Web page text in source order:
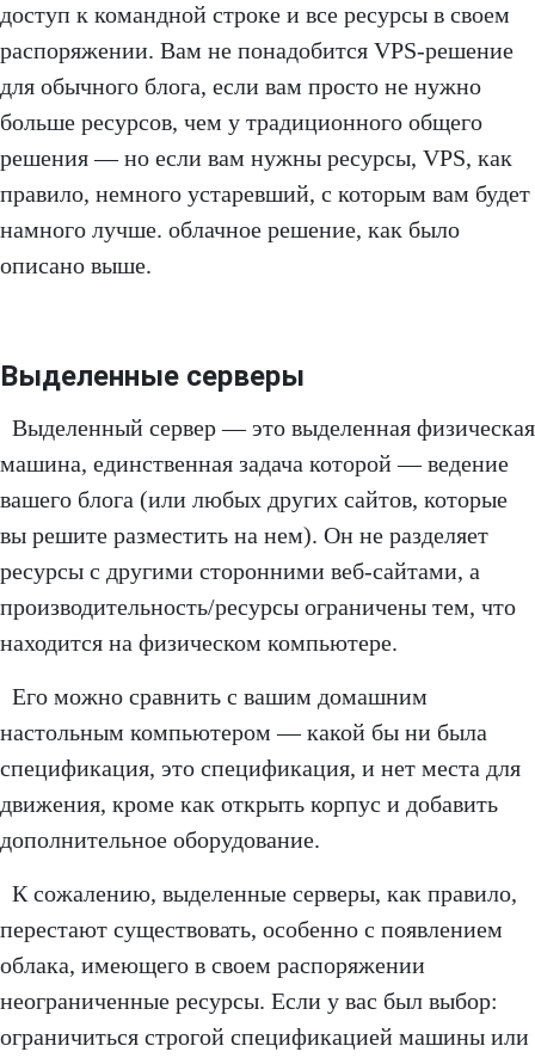
доступ к командной строке и все ресурсы в своем
распоряжении. Вам не понадобится VPS-решение
для обычного блога, если вам просто не нужно
больше ресурсов, чем у традиционного общего
решения — но если вам нужны ресурсы, VPS, как
правило, немного устаревший, с которым вам будет
намного лучше. облачное решение, как было
описано выше.
Выделенные серверы
Выделенный сервер — это выделенная физическая
машина, единственная задача которой — ведение
вашего блога (или любых других сайтов, которые
вы решите разместить на нем). Он не разделяет
ресурсы с другими сторонними веб-сайтами, а
производительность/ресурсы ограничены тем, что
находится на физическом компьютере.
Его можно сравнить с вашим домашним
настольным компьютером — какой бы ни была
спецификация, это спецификация, и нет места для
движения, кроме как открыть корпус и добавить
дополнительное оборудование.
К сожалению, выделенные серверы, как правило,
перестают существовать, особенно с появлением
облака, имеющего в своем распоряжении
неограниченные ресурсы. Если у вас был выбор:
ограничиться строгой спецификацией машины или